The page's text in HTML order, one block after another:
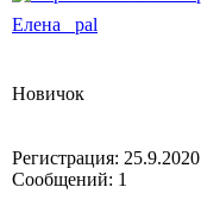
Елена_ pal
Новичок
Регистрация: 25.9.2020
Сообщений: 1